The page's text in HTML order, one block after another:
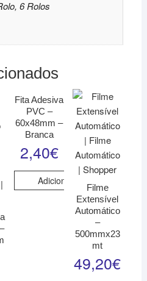
6 Rolos
Fita Adesiva
PVC –
60x48mm –
Branca
2,40€
Adicionar
Filme
Extensível
Automático
–
500mmx23
mt
49,20€